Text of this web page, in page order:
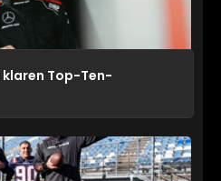
Top-Ten-